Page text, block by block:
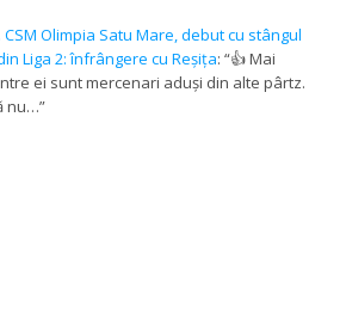
CSM Olimpia Satu Mare, debut cu stângul
Liga 2: înfrângere cu Reșița: “👍 Mai
ei sunt mercenari aduși din alte pârtz.
nu…”